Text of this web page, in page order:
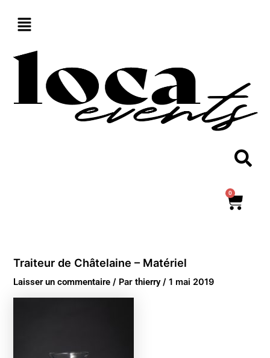
0
Traiteur de Châtelaine – Matériel
Laisser un commentaire / Parthierry/1 mai 2019